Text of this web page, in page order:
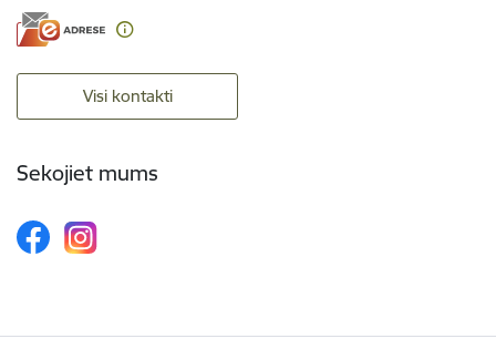
Visi kontakti
Sekojiet mums